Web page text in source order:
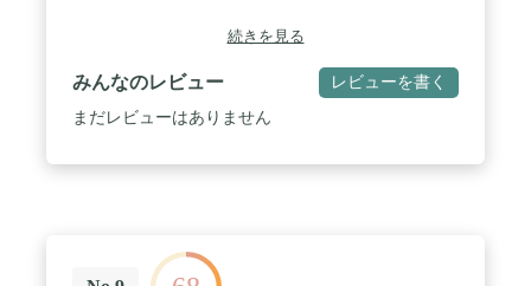
続きを見る
みんなのレビュー レビューを書く
まだレビューはありません